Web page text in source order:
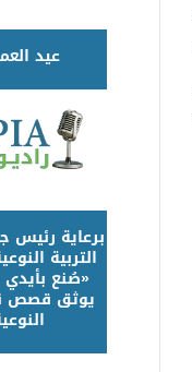
عيد
برعاية رئيس
التربية
«صُنع
يوثق قصص